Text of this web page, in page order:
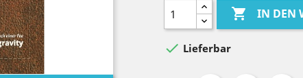
 IN DEN
 Lieferbar